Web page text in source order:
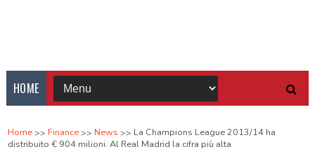
HOME
Home Finance News
La Champions League 2013/14 ha
distribuito € 904 milioni. Al Real Madrid la cifra più alta